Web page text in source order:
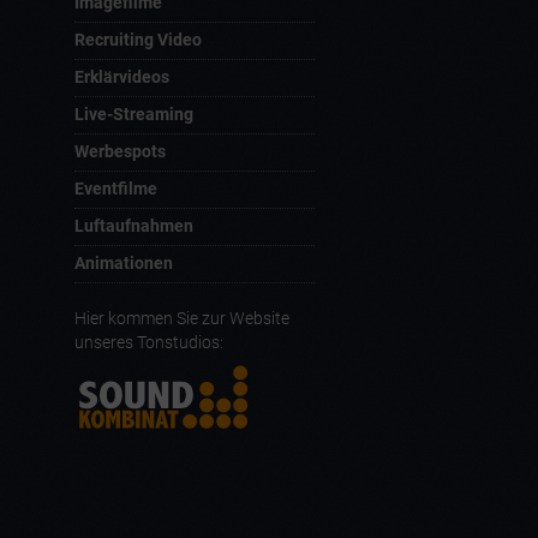
Recruiting Video
Erklärvideos
Live-Streaming
Werbespots
Eventfilme
Luftaufnahmen
Animationen
Hier kommen Sie zur Website
unseres Tonstudios: